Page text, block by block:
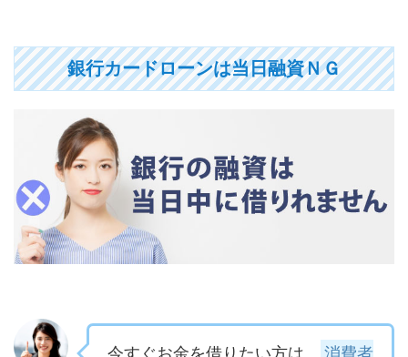
銀行カードローンは当日融資ＮＧ
今すぐお金を借りたい方は、 消費者